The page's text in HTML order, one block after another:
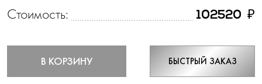
Стоимость: 102520 ₽
В КОРЗИНУ БЫСТРЫЙ ЗАКАЗ